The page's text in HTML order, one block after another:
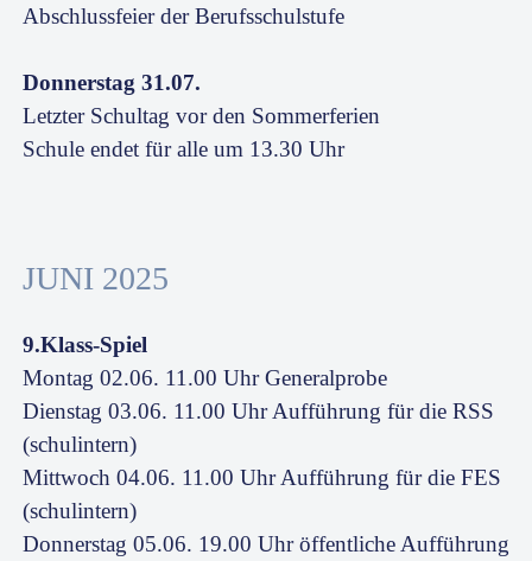
Abschlussfeier der Berufsschulstufe
Donnerstag 31.07.
Letzter Schultag vor den Sommerferien
Schule endet für alle um 13.30 Uhr
JUNI 2025
9.Klass-Spiel
Montag 02.06. 11.00 Uhr Generalprobe
Dienstag 03.06. 11.00 Uhr Aufführung für die RSS
(schulintern)
Mittwoch 04.06. 11.00 Uhr Aufführung für die FES
(schulintern)
Donnerstag 05.06. 19.00 Uhr öffentliche Aufführung